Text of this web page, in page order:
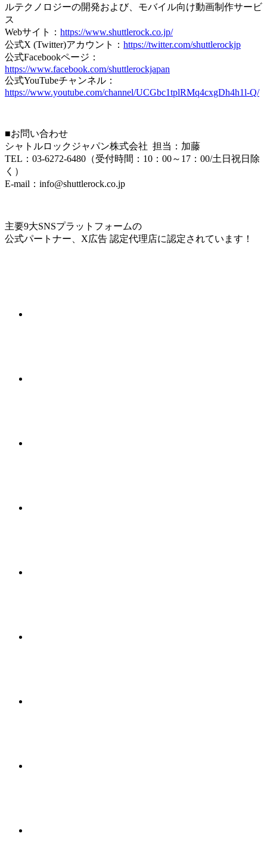
ルテクノロジーの開発および、モバイル向け動画制作サービ
ス
Webサイト： https://www.shuttlerock.co.jp/
公式X (Twitter)アカウント： https://twitter.com/shuttlerockjp
公式Facebookページ：
https://www.facebook.com/shuttlerockjapan
公式YouTubeチャンネル：
https://www.youtube.com/channel/UCGbc1tplRMq4cxgDh4h1l-Q/
■お問い合わせ
シャトルロックジャパン株式会社 担当：加藤
TEL：03-6272-6480（受付時間：10：00～17：00/土日祝日除
く）
E-mail：info@shuttlerock.co.jp
主要9大SNSプラットフォームの
公式パートナー、X広告 認定代理店に認定されています！